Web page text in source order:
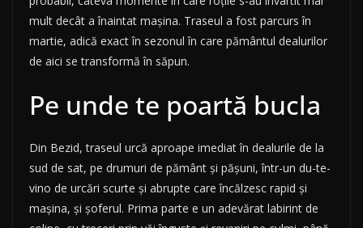
mult decât a înaintat mașina. Traseul a fost parcurs în
martie, adică exact în sezonul în care pământul dealurilor
de aici se transformă în săpun.
Pe unde te poartă bucla
Din Bezid, traseul urcă aproape imediat în dealurile de la
sud de sat, pe drumuri de pământ și pășuni, într-un du-te-
vino de urcări scurte și abrupte care încălzesc rapid și
mașina, și șoferul. Prima parte e un adevărat labirint de